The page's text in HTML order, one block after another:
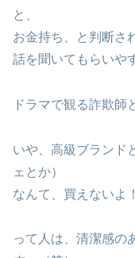
と、
お金持ち、と判断さ
話を聞いてもらいや
ドラマで観る詐欺師
いや、高級ブランド
ェとか）
なんて、買えないよ！
って人は、清潔感の